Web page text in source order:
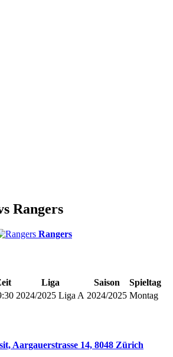
Rangers
Rangers
Liga Saison
Spieltag
2024/2025 Liga A 2024/2025 Montag
Aargauerstrasse 14, 8048 Zürich